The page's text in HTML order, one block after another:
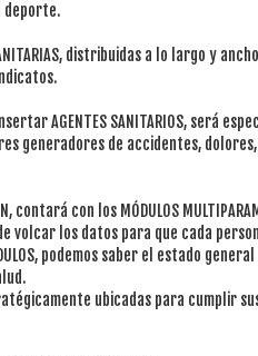
deporte.
distribuidas a lo largo y
AGENTES SANITARIOS, será
generadores de accidentes,
contará con los MÓDULOS
los datos para que cada
podemos saber el estado
ubicadas para cumplir